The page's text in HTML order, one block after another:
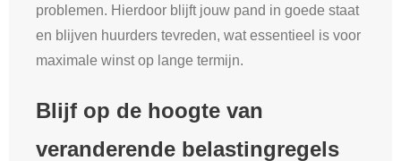
problemen. Hierdoor blijft jouw pand in goede staat
en blijven huurders tevreden, wat essentieel is voor
maximale winst op lange termijn.
Blijf op de hoogte van
veranderende belastingregels